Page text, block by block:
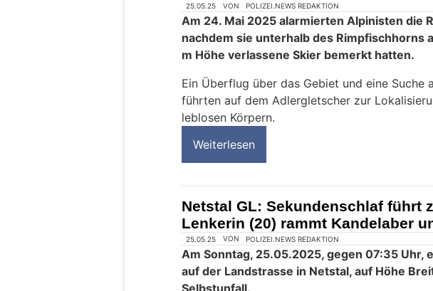
25.05.25 VON POLIZEI.NEWS REDAKTION
Am 24. Mai 2025 alarmierten Alpinisten die
nachdem sie unterhalb des Rimpfischhorns
m Höhe verlassene Skier bemerkt hatten.
Ein Überflug über das Gebiet und eine Suche
führten auf dem Adlergletscher zur
leblosen Körpern.
Weiterlesen
Netstal GL: Sekundenschlaf führt
Lenkerin (20) rammt Kandelaber
25.05.25 VON POLIZEI.NEWS REDAKTION
Am Sonntag, 25.05.2025, gegen 07:35 Uhr,
auf der Landstrasse in Netstal, auf Höhe
Selbstunfall.